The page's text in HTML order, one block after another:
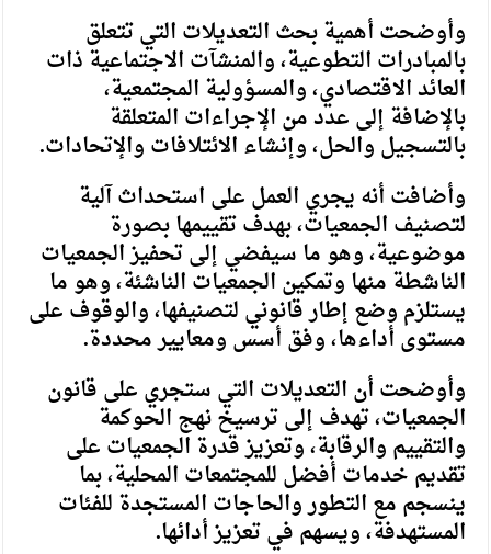
وأوضحت أهمية بحث التعديلات التي تتعلق
بالمبادرات التطوعية، والمنشآت الاجتماعية ذات
العائد الاقتصادي، والمسؤولية المجتمعية،
بالإضافة إلى عدد من الإجراءات المتعلقة
بالتسجيل والحل، وإنشاء الائتلافات والإتحادات.
وأضافت أنه يجري العمل على استحداث آلية
لتصنيف الجمعيات، بهدف تقييمها بصورة
موضوعية، وهو ما سيفضي إلى تحفيز الجمعيات
الناشطة منها وتمكين الجمعيات الناشئة، وهو ما
يستلزم وضع إطار قانوني لتصنيفها، والوقوف على
مستوى أداءها، وفق أسس ومعايير محددة.
وأوضحت أن التعديلات التي ستجري على قانون
الجمعيات، تهدف إلى ترسيخ نهج الحوكمة
والتقييم والرقابة، وتعزيز قدرة الجمعيات على
تقديم خدمات أفضل للمجتمعات المحلية، بما
ينسجم مع التطور والحاجات المستجدة للفئات
المستهدفة، ويسهم في تعزيز أدائها.